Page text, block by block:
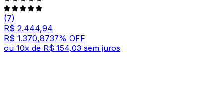
(7)
R$ 2.444,94
R$ 1.370,8737% OFF
ou 10x de R$ 154,03 sem juros